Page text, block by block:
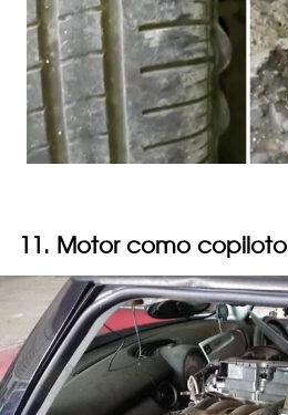
11. Motor como copiloto